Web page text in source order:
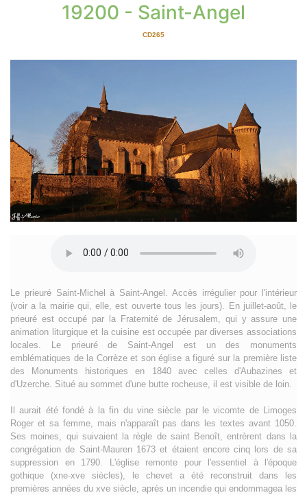
19200 - Saint-Angel
CD265
Le prieuré Saint-Michel à Saint-Angel. Accès irrégulier pour l'intérieur
(voir a la mairie qui, elle, est ouverte tous les jours). En juillet-août, le
prieuré est occupé par la Fraternité de Jérusalem, qui y assure une
animation liturgique et la cuisine est occupée par diverses associations
locales. Le prieuré de Saint-Angel est un des monuments
emblématiques de la Corrèze et son église a figuré sur la première liste
des Monuments historiques en 1840 avec celles d'Aubazines et
d'Uzerche. Situé au sommet d'une butte rocheuse, il est visible de loin.
Il aurait été fondé à la fin du vine siècle par le vicomte de Limoges
Roger et sa femme, mais n'apparaît pas dans les textes avant 1050.
Ses moines, qui suivaient la règle de saint Benoît, entrèrent dans la
congrégation de Saint-Mauren 1673 et étaient encore cinq lors de sa
suppression en 1790. L'église remonte pour l'essentiel à l'époque
gothique (xne-xve siècles), le chevet a été reconstruit dans les
premières années du xve siècle, après un incendie qui endommagea les